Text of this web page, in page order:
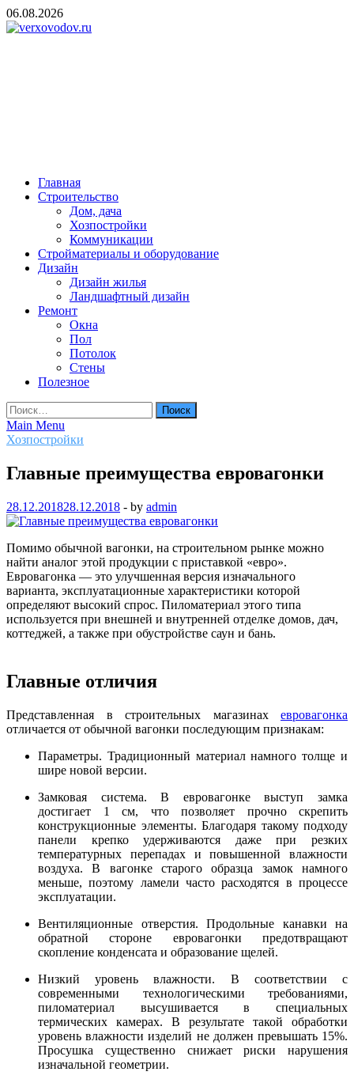
Skip
to
06.08.2026
Главная
Строительство
Дом, дача
Хозпостройки
Коммуникации
Стройматериалы и оборудование
Дизайн
Дизайн жилья
Ландшафтный дизайн
Ремонт
Окна
Пол
Потолок
Стены
Полезное
Найти:
Main Menu
Хозпостройки
Главные преимущества евровагонки
28.12.201828.12.2018 - by admin
Помимо обычной вагонки, на строительном рынке можно
найти аналог этой продукции с приставкой «евро».
Евровагонка — это улучшенная версия изначального
варианта, эксплуатационные характеристики которой
определяют высокий спрос. Пиломатериал этого типа
используется при внешней и внутренней отделке домов, дач,
коттеджей, а также при обустройстве саун и бань.
Главные отличия
Представленная в строительных магазинах евровагонка
отличается от обычной вагонки последующим признакам:
Параметры. Традиционный материал намного толще и
шире новой версии.
Замковая система. В евровагонке выступ замка
достигает 1 см, что позволяет прочно скрепить
конструкционные элементы. Благодаря такому подходу
панели крепко удерживаются даже при резких
температурных перепадах и повышенной влажности
воздуха. В вагонке старого образца замок намного
меньше, поэтому ламели часто расходятся в процессе
эксплуатации.
Вентиляционные отверстия. Продольные канавки на
обратной стороне евровагонки предотвращают
скопление конденсата и образование щелей.
Низкий уровень влажности. В соответствии с
современными технологическими требованиями,
пиломатериал высушивается в специальных
термических камерах. В результате такой обработки
уровень влажности изделий не должен превышать 15%.
Просушка существенно снижает риски нарушения
изначальной геометрии.